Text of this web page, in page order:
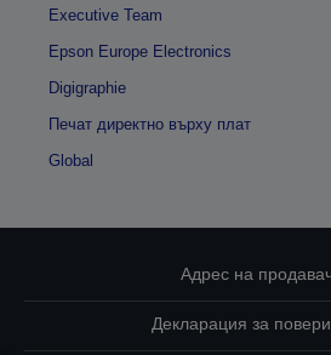
Executive Team
Epson Europe Electronics
Digigraphie
Печат директно върху плат
Global
Адрес на
Декларация за